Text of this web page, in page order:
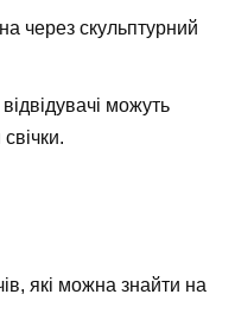
через скульптурний
можуть
які можна знайти на